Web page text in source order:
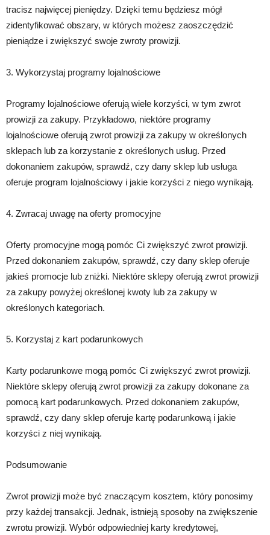
tracisz najwięcej pieniędzy. Dzięki temu będziesz mógł
zidentyfikować obszary, w których możesz zaoszczędzić
pieniądze i zwiększyć swoje zwroty prowizji.
3. Wykorzystaj programy lojalnościowe
Programy lojalnościowe oferują wiele korzyści, w tym zwrot
prowizji za zakupy. Przykładowo, niektóre programy
lojalnościowe oferują zwrot prowizji za zakupy w określonych
sklepach lub za korzystanie z określonych usług. Przed
dokonaniem zakupów, sprawdź, czy dany sklep lub usługa
oferuje program lojalnościowy i jakie korzyści z niego wynikają.
4. Zwracaj uwagę na oferty promocyjne
Oferty promocyjne mogą pomóc Ci zwiększyć zwrot prowizji.
Przed dokonaniem zakupów, sprawdź, czy dany sklep oferuje
jakieś promocje lub zniżki. Niektóre sklepy oferują zwrot prowizji
za zakupy powyżej określonej kwoty lub za zakupy w
określonych kategoriach.
5. Korzystaj z kart podarunkowych
Karty podarunkowe mogą pomóc Ci zwiększyć zwrot prowizji.
Niektóre sklepy oferują zwrot prowizji za zakupy dokonane za
pomocą kart podarunkowych. Przed dokonaniem zakupów,
sprawdź, czy dany sklep oferuje kartę podarunkową i jakie
korzyści z niej wynikają.
Podsumowanie
Zwrot prowizji może być znaczącym kosztem, który ponosimy
przy każdej transakcji. Jednak, istnieją sposoby na zwiększenie
zwrotu prowizji. Wybór odpowiedniej karty kredytowej,